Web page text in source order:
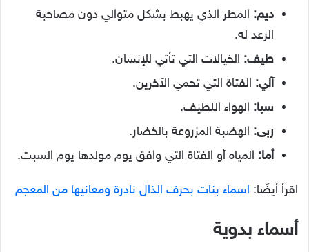
ديم: المطر الذي يهبط بشكل متوالي دون مصاحبة
الرعد له.
طيف: الخيالات التي تأتي للإنسان.
آلي: الفتاة التي تحمي الآخرين.
سبا: الهواء اللطيف.
ربى: الهضبة المزروعة بالخضار.
أما: المياه أو الفتاة التي وافق يوم مولدها يوم السبت.
اقرأ أيضًا: اسماء بنات بحرف الذال نادرة ومعانيها من المعجم
أسماء بدوية